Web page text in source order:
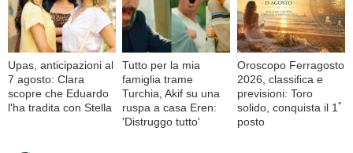
Upas, anticipazioni al
7 agosto: Clara
scopre che Eduardo
l'ha tradita con Stella
Tutto per la mia
famiglia trame
Turchia, Akif su una
ruspa a casa Eren:
'Distruggo tutto'
Oroscopo Ferragosto
2026, classifica e
previsioni: Toro
solido, conquista il 1ﾟ
posto